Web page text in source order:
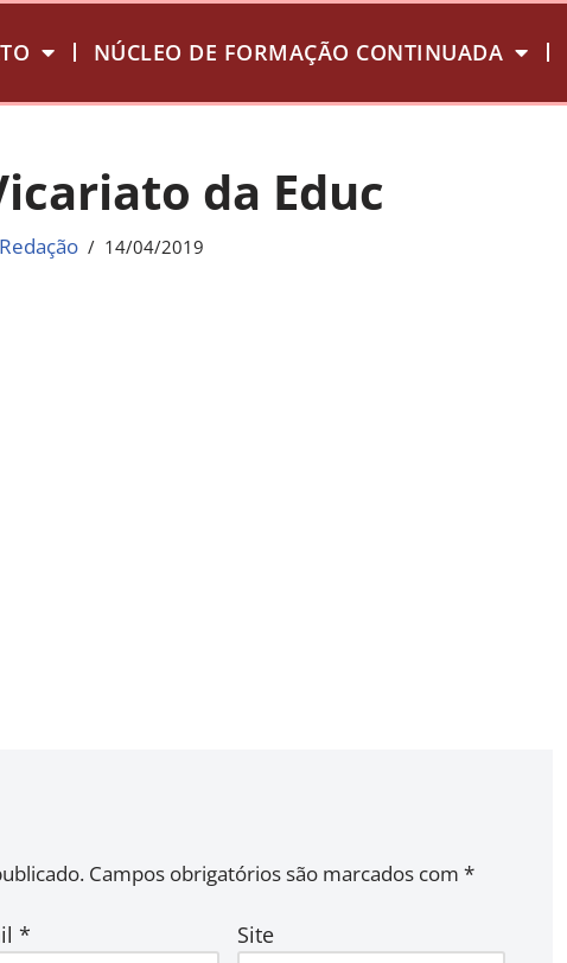
NÚCLEO DE FORMAÇÃO CONTINUADA
da Educ
Redação 14/04/2019
Campos obrigatórios são marcados com *
* Site